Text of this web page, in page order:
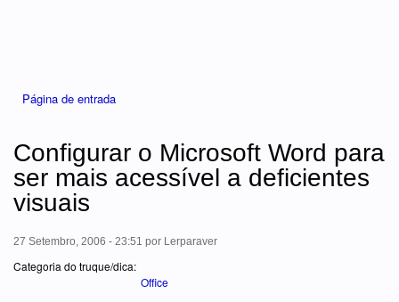
Página de entrada
Configurar o Microsoft Word para
ser mais acessível a deficientes
visuais
27 Setembro, 2006 - 23:51 por Lerparaver
Categoria do truque/dica:
Office